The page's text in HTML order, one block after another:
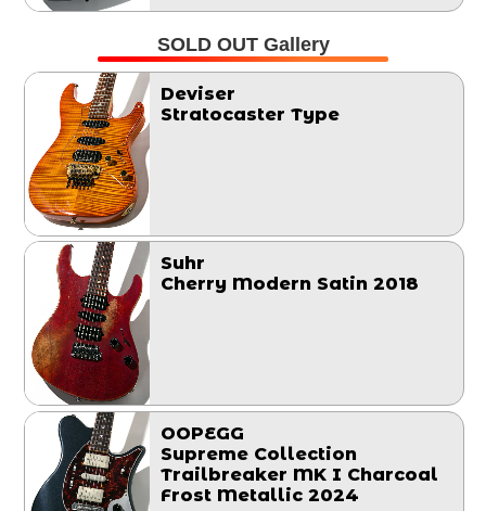
SOLD OUT Gallery
Deviser
Stratocaster Type
Suhr
Cherry Modern Satin 2018
OOPEGG
Supreme Collection
Trailbreaker MK I Charcoal
Frost Metallic 2024